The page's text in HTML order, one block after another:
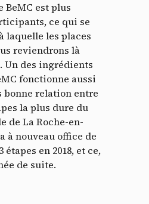
BeMC est plus
ce qui se
laquelle les places
reviendrons là
Un des ingrédients
fonctionne aussi
bonne relation entre
la plus dure du
de La Roche-en-
à nouveau office de
en 2018, et ce,
de suite.